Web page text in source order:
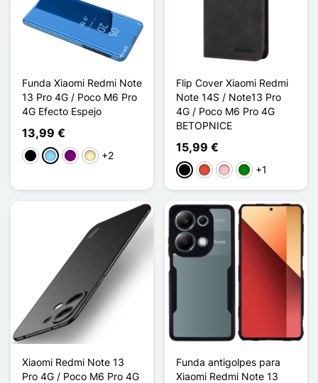
Funda Xiaomi Redmi Note
13 Pro 4G / Poco M6 Pro
4G Efecto Espejo
13,99 €
NegroAzul claro
Púrpura
Oro +2
Flip Cover Xiaomi Redmi
Note 14S / Note13 Pro
4G / Poco M6 Pro 4G
BETOPNICE
15,99 €
NegroRojoRosaVerde
+1
Xiaomi Redmi Note 13
Pro 4G / Poco M6 Pro 4G
Funda antigolpes para
Xiaomi Redmi Note 13